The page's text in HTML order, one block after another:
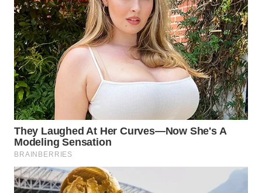
KUNINGAN
WN
MAJALENGKA
WN
SUBANG
WN
SUKABUMI
WN
PURWAKARTA